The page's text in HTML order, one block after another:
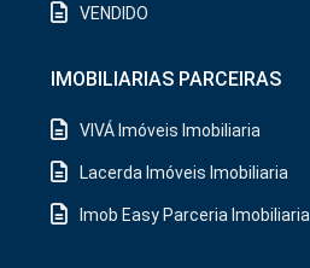
VENDIDO
IMOBILIARIAS PARCEIRAS
VIVÁ Imóveis Imobiliaria
Lacerda Imóveis Imobiliaria
Imob Easy Parceria Imobiliaria